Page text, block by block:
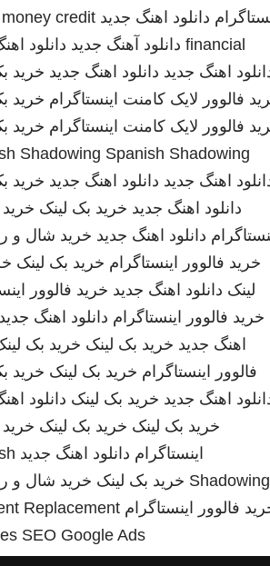
دانلود اهنگ جدید credit
financial دانلود آهنگ جدید دانلود
اهنگ جدید دانلود اهنگ جدید خرید
فالوور لایک کامنت اینستاگرام خرید
فالوور لایک کامنت اینستاگرام خرید
Shadowing Spanish Shadowing
اهنگ جدید دانلود اهنگ جدید خرید
دانلود اهنگ جدید خرید بک لینک خرید
دانلود اهنگ جدید خرید شال و
خرید فالوور اینستاگرام خرید بک لینک
لینک دانلود اهنگ جدید خرید فالوور
خرید فالوور اینستاگرام دانلود اهنگ جدید
اهنگ جدید خرید بک لینک خرید بک
فالوور اینستاگرام خرید بک لینک خرید
اهنگ جدید خرید بک لینک دانلود
خرید بک لینک خرید بک لینک خرید
اینستاگرام دانلود اهنگ جدید
Shadowing خرید بک لینک خرید شال و
فالوور اینستاگرام Replacement
SEO Google Ads